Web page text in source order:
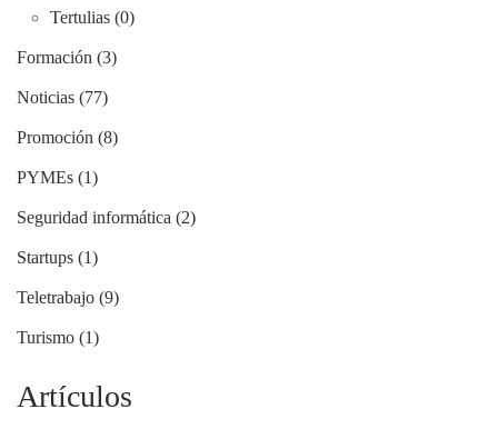
Tertulias (0)
Formación (3)
Noticias (77)
Promoción (8)
PYMEs (1)
Seguridad informática (2)
Startups (1)
Teletrabajo (9)
Turismo (1)
Artículos